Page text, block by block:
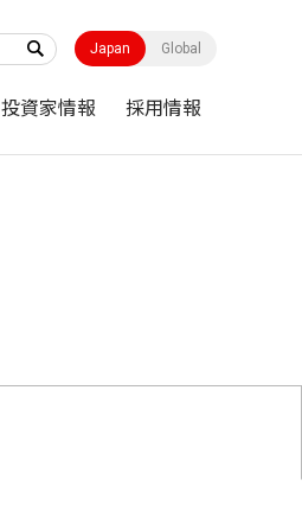
Japan Global
投資家情報 採用情報